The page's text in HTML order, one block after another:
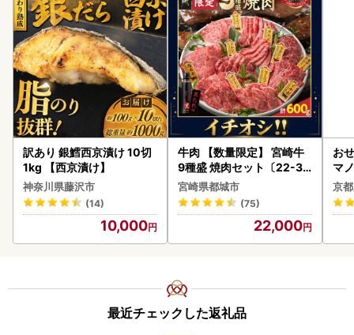
訳あり 銀鱈西京漬け 10切
1kg 【西京漬け】
神奈川県藤沢市
(14)
10,000
牛肉 【数量限定】 宮崎牛
9種盛 焼肉セット〔22-31
-006-600g〕都城 イチオ
シ!! 牛肉
宮崎県都城市
(75)
22,000
お
マ
京
最近チェックした返礼品